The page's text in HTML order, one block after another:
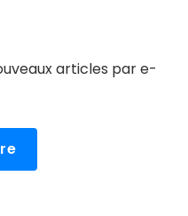
articles par e-